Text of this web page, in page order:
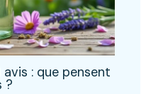
: que pensent
?